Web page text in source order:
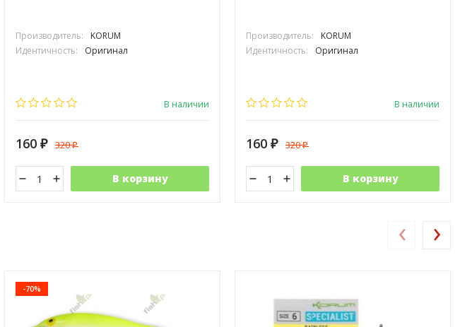
Производитель:
KORUM
Идентичность:
Оригинал
В наличии
160 ₽ 320₽
В корзину
Производитель:
KORUM
Идентичность:
Оригинал
В наличии
160 ₽ 320₽
В корзину
-70%
‹ ›